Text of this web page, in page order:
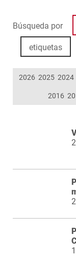
Búsqueda por
etiquetas
2026 2025 2024
2016